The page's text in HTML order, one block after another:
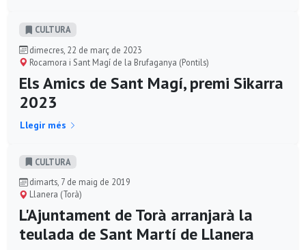
CULTURA
dimecres, 22 de març de 2023
Rocamora i Sant Magí de la Brufaganya (Pontils)
Els Amics de Sant Magí, premi Sikarra
2023
Llegir més
CULTURA
dimarts, 7 de maig de 2019
Llanera (Torà)
L'Ajuntament de Torà arranjarà la
teulada de Sant Martí de Llanera